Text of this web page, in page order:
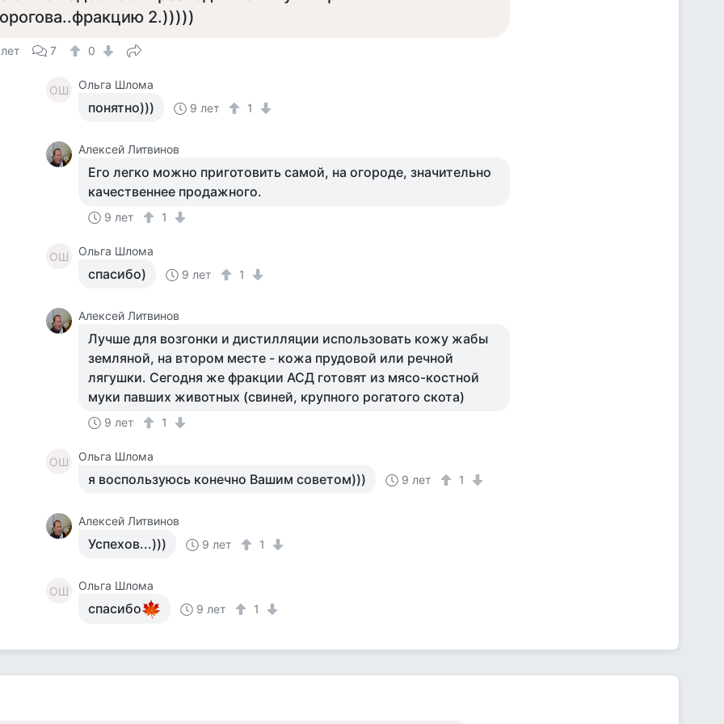
2.)))))
7 0
ОШ Ольга Шлома
понятно))) 9 лет 1
Алексей Литвинов
Его легко можно приготовить самой, на огороде, значительно
качественнее продажного.
9 лет 1
ОШ Ольга Шлома
спасибо) 9 лет 1
Алексей Литвинов
Лучше для возгонки и дистилляции использовать кожу жабы
земляной, на втором месте - кожа прудовой или речной
лягушки. Сегодня же фракции АСД готовят из мясо-костной
муки павших животных (свиней, крупного рогатого скота)
9 лет 1
ОШ Ольга Шлома
я воспользуюсь конечно Вашим советом))) 9 лет 1
Алексей Литвинов
Успехов...))) 9 лет 1
ОШ Ольга Шлома
спасибо 9 лет 1